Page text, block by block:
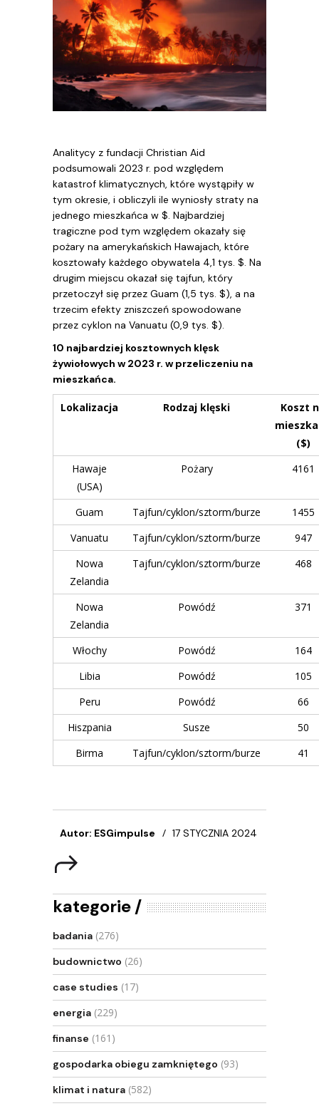
Analitycy z fundacji Christian Aid
podsumowali 2023 r. pod względem
katastrof klimatycznych, które wystąpiły w
tym okresie, i obliczyli ile wyniosły straty na
jednego mieszkańca w $. Najbardziej
tragiczne pod tym względem okazały się
pożary na amerykańskich Hawajach, które
kosztowały każdego obywatela 4,1 tys. $. Na
drugim miejscu okazał się tajfun, który
przetoczył się przez Guam (1,5 tys. $), a na
trzecim efekty zniszczeń spowodowane
przez cyklon na Vanuatu (0,9 tys. $).
10 najbardziej kosztownych klęsk
żywiołowych w 2023 r. w przeliczeniu na
mieszkańca.
Lokalizacja Rodzaj klęski
Koszt
($)
Hawaje
(USA)
Pożary 4161
Guam Tajfun/cyklon/sztorm/burze
1455
Vanuatu
Tajfun/cyklon/sztorm/burze
947
Nowa
Zelandia
Tajfun/cyklon/sztorm/burze 468
Nowa
Zelandia
Powódź 371
Włochy Powódź
164
Libia
Powódź
105
Peru
Powódź
66
Hiszpania
Susze
50
Birma
Tajfun/cyklon/sztorm/burze 41
Autor: ESGimpulse 17 STYCZNIA 2024
kategorie
badania (276)
budownictwo (26)
case studies (17)
energia (229)
finanse (161)
gospodarka obiegu zamkniętego (93)
klimat i natura (582)